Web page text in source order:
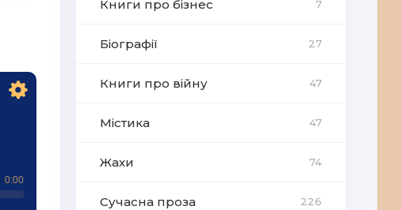
0:00
Книги про бізнес 7
Біографії 27
Книги про війну 47
Містика 47
Жахи 74
Сучасна проза 226